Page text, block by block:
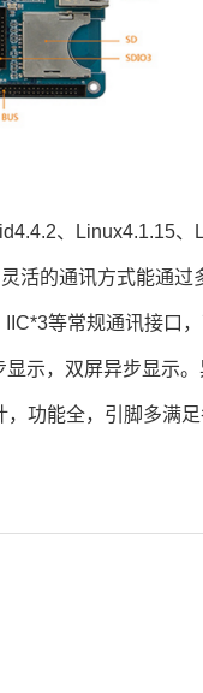
、Linux4.1.15
活的通讯方式能通过
IIC*3等常规通讯接口
示，双屏异步显示
功能全，引脚多满